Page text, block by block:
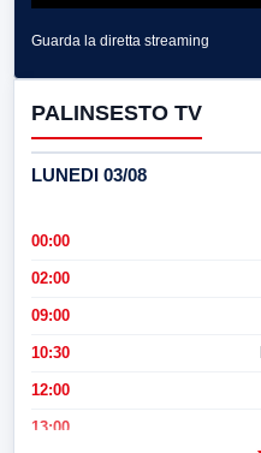
Guarda la diretta streaming
PALINSESTO TV
LUNEDI 03/08
00:00
02:00
09:00
10:30
12:00
13:00